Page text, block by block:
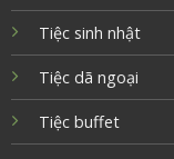
Tiệc sinh nhật
Tiệc dã ngoại
Tiệc buffet